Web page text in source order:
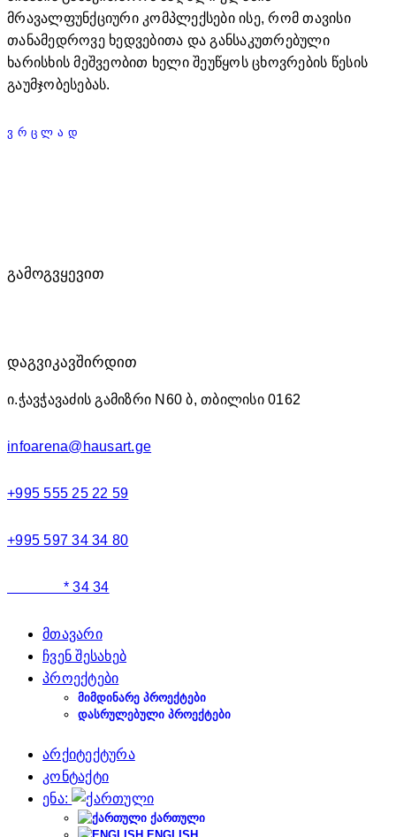
მრავალფუნქციური კომპლექსები ისე, რომ თავისი
თანამედროვე ხედვებითა და განსაკუთრებული
ხარისხის მეშვეობით ხელი შეუწყოს ცხოვრების წესის
გაუმჯობესებას.
ᲕᲠᲪᲚᲐᲓ
ᲒᲐᲛᲝᲒᲕᲧᲔᲕᲘᲗ
ᲓᲐᲒᲕᲘᲙᲐᲕᲨᲘᲠᲓᲘᲗ
ი.ჭავჭავაძის გამიზრი N60 ბ, თბილისი 0162
infoarena@hausart.ge
+995 555 25 22 59
+995 597 34 34 80
* 34 34
მთავარი
ჩვენ შესახებ
პროექტები
ᲛᲘᲛᲓᲘᲜᲐᲠᲔ ᲞᲠᲝᲔᲥᲢᲔᲑᲘ
ᲓᲐᲡᲠᲣᲚᲔᲑᲣᲚᲘ ᲞᲠᲝᲔᲥᲢᲔᲑᲘ
არქიტექტურა
კონტაქტი
ენა:
ᲥᲐᲠᲗᲣᲚᲘ